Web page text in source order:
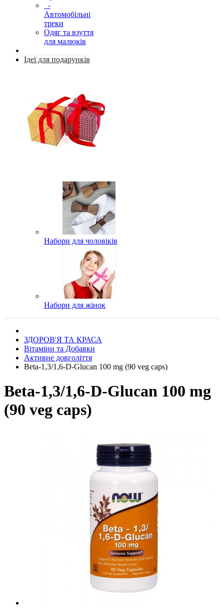
-
Автомобільні
треки
Одяг та взуття
для малюків
Ідеї для подарунків
Набори для чоловіків
Набори для жінок
ЗДОРОВ'Я ТА КРАСА
Вітаміни та Добавки
Активне довголіття
Beta-1,3/1,6-D-Glucan 100 mg (90 veg caps)
Beta-1,3/1,6-D-Glucan 100 mg
(90 veg caps)